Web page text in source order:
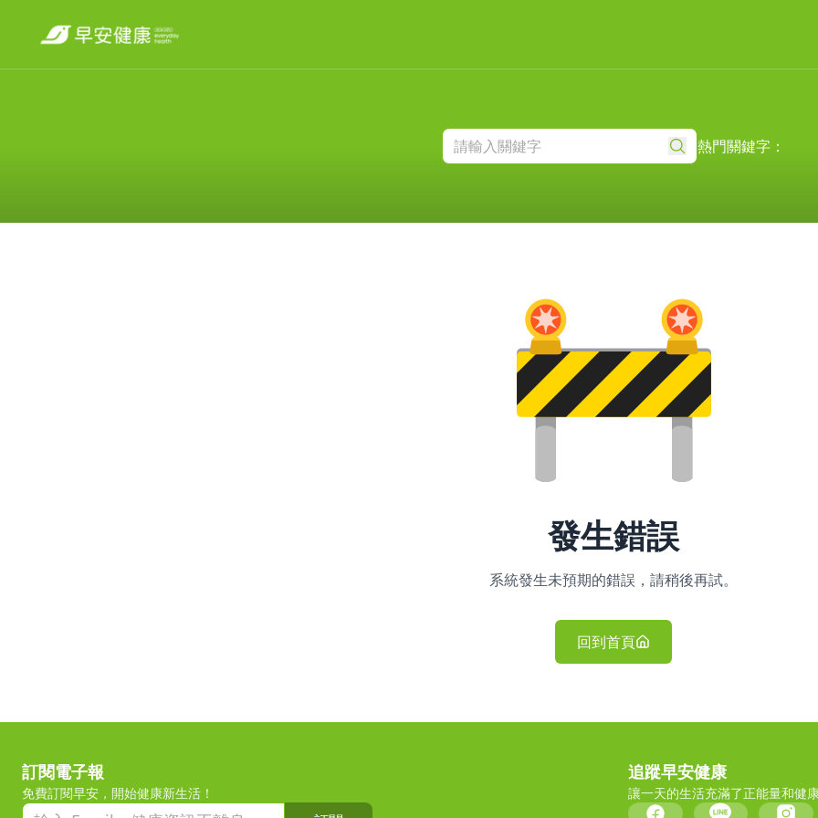
熱門關鍵字：
發生錯誤
系統發生未預期的錯誤，請稍後再試。
回到首頁
訂閱電子報
免費訂閱早安，開始健康新生活！
追蹤早安健康
讓一天的生活充滿了正能量和健